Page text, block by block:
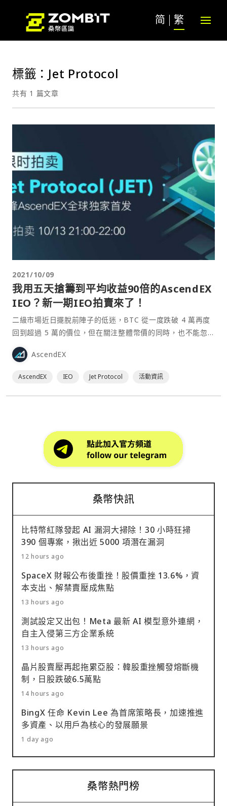
简 繁
標籤：Jet Protocol
共有 1 篇文章
2021/10/09
我用五天搶籌到平均收益90倍的AscendEX
IEO？新一期IEO拍賣來了！
二級市場近日擺脫前陣子的低迷，BTC 從一度跌破 4 萬再度
回到超過 5 萬的價位，但在關注整體幣價的同時，也不能忽
略加密貨幣領域中的股權與代幣融資活動仍然相當活躍，包含
私募、ICO、IEO、IDO 在內的融資活動，大多數投資人都不
巧，加密貨幣交易所 Ascend⋯
AscendEX
AscendEX IEO Jet Protocol 活動資訊
桑幣快訊
比特幣紅隊發起 AI 漏洞大掃除！30 小時狂掃
390 個專案，揪出近 5000 項潛在漏洞
12 hours ago
SpaceX 財報公布後重挫！股價重挫 13.6%，資
本支出、解禁賣壓成焦點
13 hours ago
測試設定又出包！Meta 最新 AI 模型意外連網，
自主入侵第三方企業系統
13 hours ago
晶片股賣壓再起拖累亞股：韓股重挫觸發熔斷機
制，日股跌破6.5萬點
14 hours ago
BingX 任命 Kevin Lee 為首席策略長，加速推進
多資產、以用戶為核心的發展願景
1 day ago
桑幣熱門榜